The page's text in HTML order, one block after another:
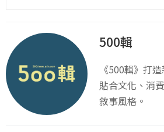
500輯
《500輯》打
貼合文化、消
敘事風格。